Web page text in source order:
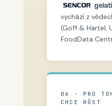
vychází z
(Goff & Hartel,
FoodData
06 · PRO
CHCE RŮST